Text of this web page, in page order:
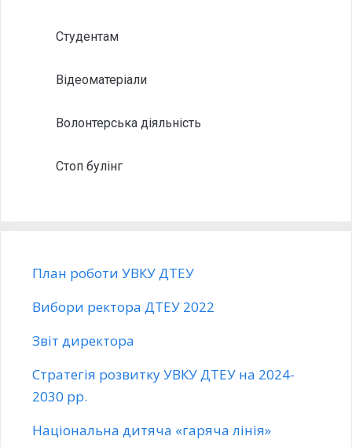
Студентам
Відеоматеріали
Волонтерська діяльність
Стоп булінг
План роботи УВКУ ДТЕУ
Вибори ректора ДТЕУ 2022
Звіт директора
Стратегія розвитку УВКУ ДТЕУ на 2024-
2030 рр.
Національна дитяча «гаряча лінія»